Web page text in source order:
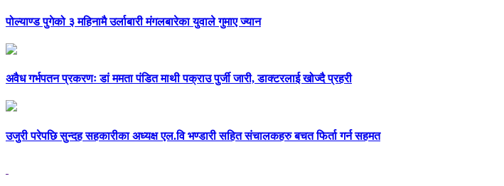
पोल्याण्ड पुगेको ३ महिनामै उर्लाबारी मंगलबारेका युवाले गुमाए ज्यान
अवैध गर्भपतन प्रकरणः डां ममता पंडित माथी पक्राउ पुर्जी जारी, डाक्टरलाई खोज्दै प्रहरी
उजुरी परेपछि सुन्दह सहकारीका अध्यक्ष एल.वि भण्डारी सहित संचालकहरु बचत फिर्ता गर्न सहमत